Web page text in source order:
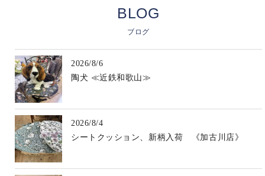
BLOG
ブログ
2026/8/6
陶犬 ≪近鉄和歌山≫
2026/8/4
シートクッション、新柄入荷 《加古川店》